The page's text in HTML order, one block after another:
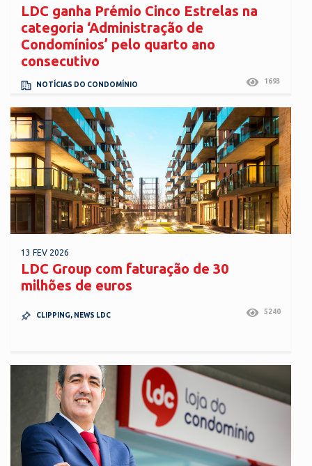
LDC ganha Prémio Cinco Estrelas na
categoria ‘Administração de
Condomínios’ pelo quarto ano
consecutivo
NOTÍCIAS DO CONDOMÍNIO 1693
13 FEV 2026
LDC Group com faturação de 30
milhões de euros
CLIPPING, NEWS LDC 5240